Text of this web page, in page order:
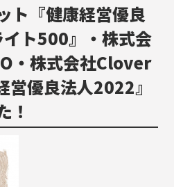
ト『健康経営優良
ト500』・株式会
・株式会社Clover
優良法人2022』
！